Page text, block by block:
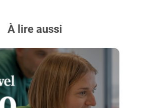
À lire aussi